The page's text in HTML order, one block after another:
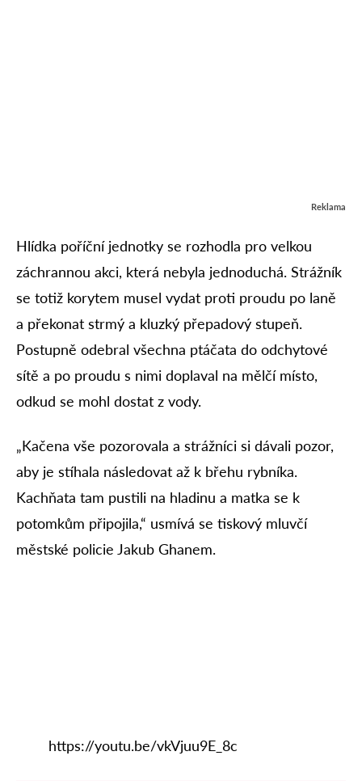
Reklama
Hlídka poříční jednotky se rozhodla pro velkou
záchrannou akci, která nebyla jednoduchá. Strážník
se totiž korytem musel vydat proti proudu po laně
a překonat strmý a kluzký přepadový stupeň.
Postupně odebral všechna ptáčata do odchytové
sítě a po proudu s nimi doplaval na mělčí místo,
odkud se mohl dostat z vody.
„Kačena vše pozorovala a strážníci si dávali pozor,
aby je stíhala následovat až k břehu rybníka.
Kachňata tam pustili na hladinu a matka se k
potomkům připojila,“ usmívá se tiskový mluvčí
městské policie Jakub Ghanem.
https://youtu.be/vkVjuu9E_8c